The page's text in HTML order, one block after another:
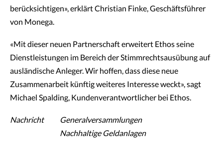
berücksichtigen», erklärt Christian Finke, Geschäftsführer
von Monega.
«Mit dieser neuen Partnerschaft erweitert Ethos seine
Dienstleistungen im Bereich der Stimmrechtsausübung auf
ausländische Anleger. Wir hoffen, dass diese neue
Zusammenarbeit künftig weiteres Interesse weckt», sagt
Michael Spalding, Kundenverantwortlicher bei Ethos.
Nachricht
Generalversammlungen
Nachhaltige Geldanlagen